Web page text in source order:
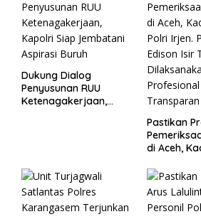
Kapolri
Dukung Dialog
Penyusunan RUU
Ketenagakerjaan,
Pastikan
di Aceh,
Edison Isir
Profesional